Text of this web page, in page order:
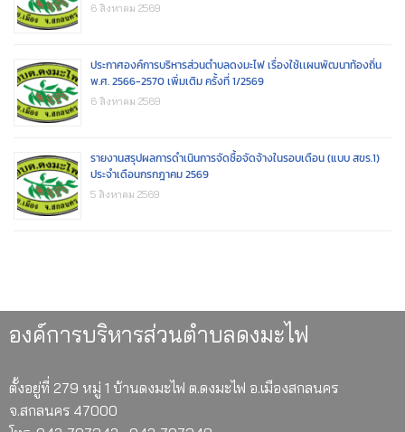
6 สิงหาคม 2569
ประกาศองค์การบริหารส่วนตำบลดงมะไฟ เรื่องใช้เเผนพัฒนาท้องถิ่น
พ.ศ. 2566-2570 เพิ่มเติม ครั้งที่ 1/2569
6 สิงหาคม 2569
รายงานสรุปผลการดำเนินการจัดซื้อจัดจ้างในรอบเดือน (แบบ สขร.1)
ประจำเดือนกรกฎาคม 2569
5 สิงหาคม 2569
องค์การบริหารส่วนตำบลดงมะไฟ
ตั้งอยู่ที่ 279 หมู่ 1 บ้านดงมะไฟ ต.ดงมะไฟ อ.เมืองสกลนคร
จ.สกลนคร 47000